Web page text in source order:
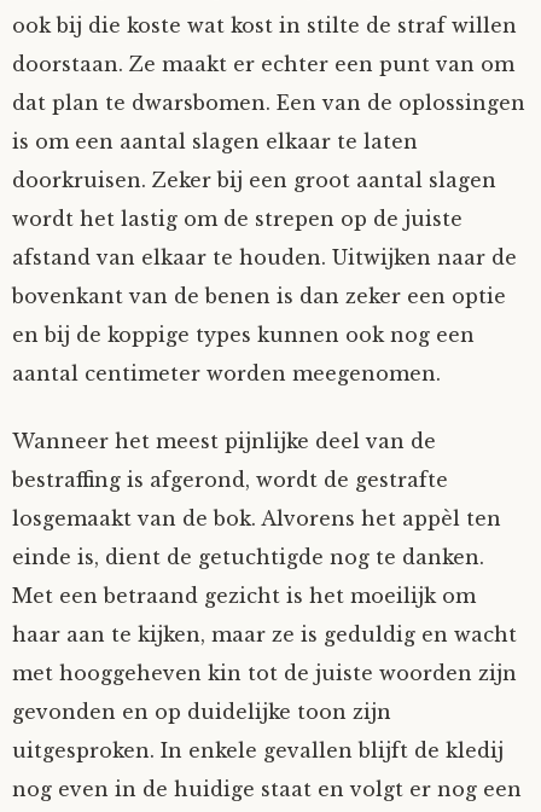
ook bij die koste wat kost in stilte de straf willen
doorstaan. Ze maakt er echter een punt van om
dat plan te dwarsbomen. Een van de oplossingen
is om een aantal slagen elkaar te laten
doorkruisen. Zeker bij een groot aantal slagen
wordt het lastig om de strepen op de juiste
afstand van elkaar te houden. Uitwijken naar de
bovenkant van de benen is dan zeker een optie
en bij de koppige types kunnen ook nog een
aantal centimeter worden meegenomen.
Wanneer het meest pijnlijke deel van de
bestraffing is afgerond, wordt de gestrafte
losgemaakt van de bok. Alvorens het appèl ten
einde is, dient de getuchtigde nog te danken.
Met een betraand gezicht is het moeilijk om
haar aan te kijken, maar ze is geduldig en wacht
met hooggeheven kin tot de juiste woorden zijn
gevonden en op duidelijke toon zijn
uitgesproken. In enkele gevallen blijft de kledij
nog even in de huidige staat en volgt er nog een